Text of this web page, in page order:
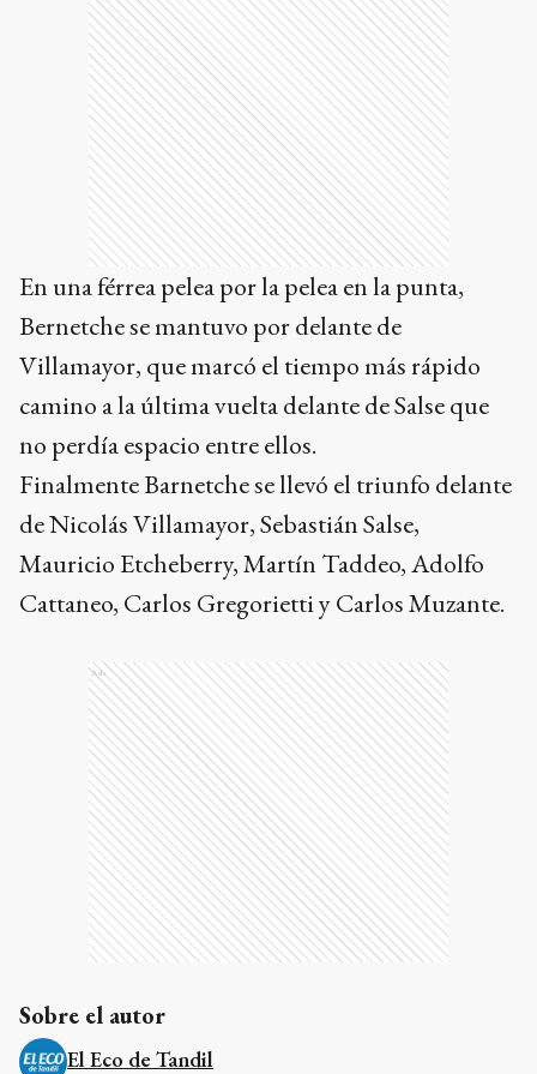
En una férrea pelea por la pelea en la punta,
Bernetche se mantuvo por delante de
Villamayor, que marcó el tiempo más rápido
camino a la última vuelta delante de Salse que
no perdía espacio entre ellos.
Finalmente Barnetche se llevó el triunfo delante
de Nicolás Villamayor, Sebastián Salse,
Mauricio Etcheberry, Martín Taddeo, Adolfo
Cattaneo, Carlos Gregorietti y Carlos Muzante.
Ads
Sobre el autor
El Eco de Tandil